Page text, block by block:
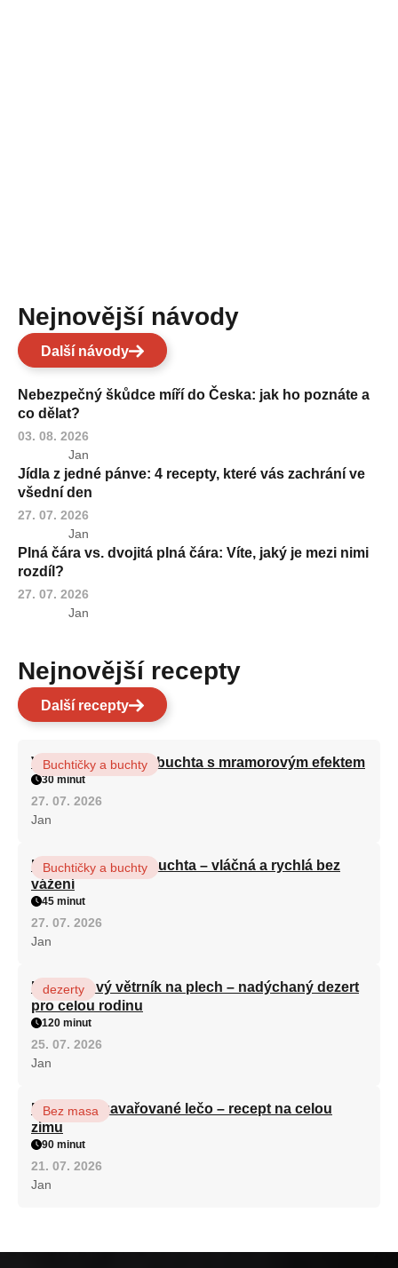
Nejnovější návody
Další návody
Nebezpečný škůdce míří do Česka: jak ho poznáte a
co dělat?
03. 08. 2026
Jan
Jídla z jedné pánve: 4 recepty, které vás zachrání ve
všední den
27. 07. 2026
Jan
Plná čára vs. dvojitá plná čára: Víte, jaký je mezi nimi
rozdíl?
27. 07. 2026
Jan
Nejnovější recepty
Další recepty
Vláčná olejová litá buchta s mramorovým efektem
Buchtičky a buchty
30 minut
27. 07. 2026
Jan
Hrnková maková buchta – vláčná a rychlá bez
vážení
Buchtičky a buchty
45 minut
27. 07. 2026
Jan
Karamelový větrník na plech – nadýchaný dezert
pro celou rodinu
dezerty
120 minut
25. 07. 2026
Jan
Babiččino zavařované lečo – recept na celou
zimu
Bez masa
90 minut
21. 07. 2026
Jan